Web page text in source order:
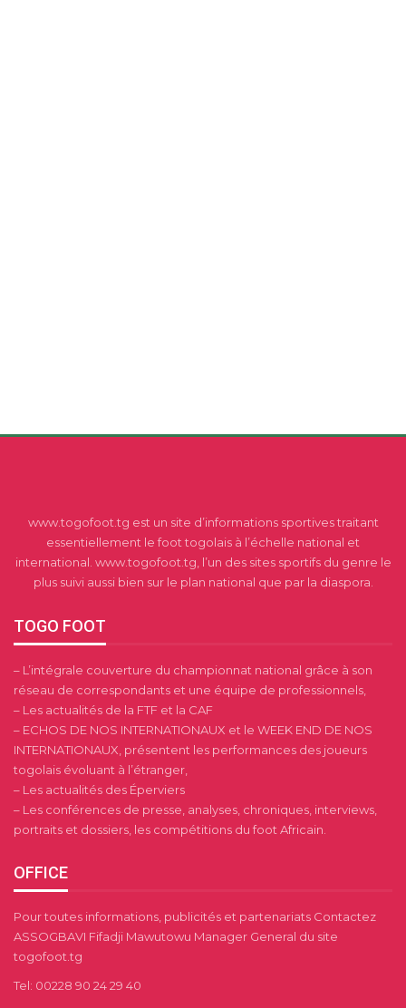
www.togofoot.tg est un site d’informations sportives traitant
essentiellement le foot togolais à l’échelle national et
international. www.togofoot.tg, l’un des sites sportifs du genre le
plus suivi aussi bien sur le plan national que par la diaspora.
TOGO FOOT
– L’intégrale couverture du championnat national grâce à son
réseau de correspondants et une équipe de professionnels,
– Les actualités de la FTF et la CAF
– ECHOS DE NOS INTERNATIONAUX et le WEEK END DE NOS
INTERNATIONAUX, présentent les performances des joueurs
togolais évoluant à l’étranger,
– Les actualités des Éperviers
– Les conférences de presse, analyses, chroniques, interviews,
portraits et dossiers, les compétitions du foot Africain.
OFFICE
Pour toutes informations, publicités et partenariats Contactez
ASSOGBAVI Fifadji Mawutowu Manager General du site
togofoot.tg
Tel: 00228 90 24 29 40